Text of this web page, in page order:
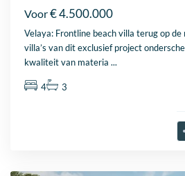
Voor€ 4.500.000
Velaya: Frontline beach villa terug op
villa’s van dit exclusief project
kwaliteit van materia...
4 3